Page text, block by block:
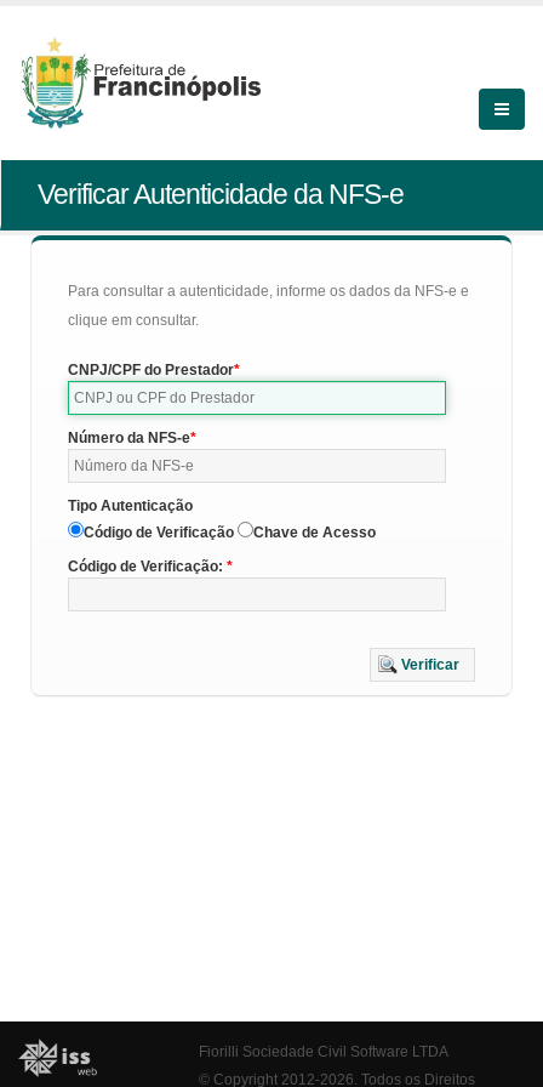
Verificar Autenticidade da NFS-e
Para consultar a autenticidade, informe os dados da NFS-e e
clique em consultar.
CNPJ/CPF do Prestador
Número da NFS-e
Tipo Autenticação
Código de Verificação
Chave de Acesso
Código de Verificação:
Verificar
Fiorilli Sociedade Civil Software LTDA
© Copyright 2012-2026. Todos os Direitos